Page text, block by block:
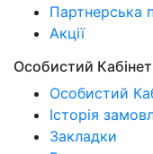
Партнерська
Акції
Особистий Кабінет
Особистий
Історія
Закладки